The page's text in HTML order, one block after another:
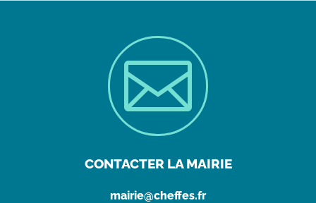

CONTACTER LA MAIRIE
mairie@cheffes.fr